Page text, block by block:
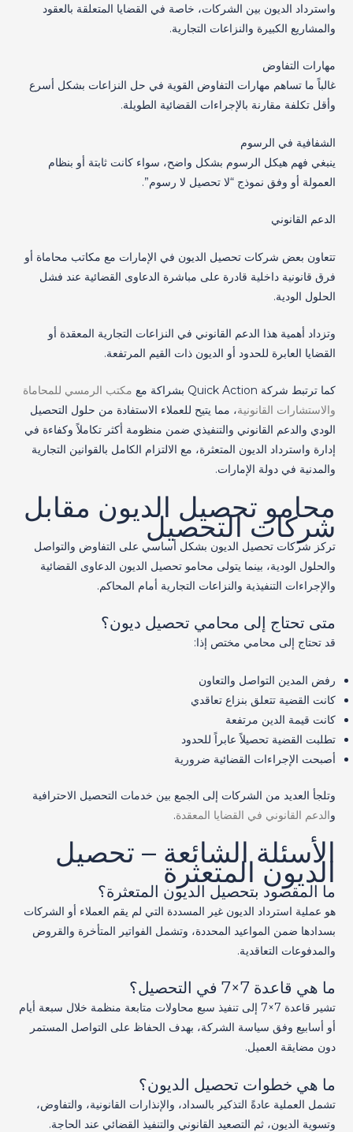
واسترداد الديون بين الشركات، خاصة في القضايا المتعلقة بالعقود
والمشاريع الكبيرة والنزاعات التجارية.
مهارات التفاوض
غالباً ما تساهم مهارات التفاوض القوية في حل النزاعات بشكل أسرع
وأقل تكلفة مقارنة بالإجراءات القضائية الطويلة.
الشفافية في الرسوم
ينبغي فهم هيكل الرسوم بشكل واضح، سواء كانت ثابتة أو بنظام
العمولة أو وفق نموذج “لا تحصيل لا رسوم”.
الدعم القانوني
تتعاون بعض شركات تحصيل الديون في الإمارات مع مكاتب محاماة أو
فرق قانونية داخلية قادرة على مباشرة الدعاوى القضائية عند فشل
الحلول الودية.
وتزداد أهمية هذا الدعم القانوني في النزاعات التجارية المعقدة أو
القضايا العابرة للحدود أو الديون ذات القيم المرتفعة.
كما ترتبط شركة Quick Action بشراكة مع
مكتب الرمسي للمحاماة
والاستشارات القانونية، مما يتيح للعملاء الاستفادة من حلول التحصيل
الودي والدعم القانوني والتنفيذي ضمن منظومة أكثر تكاملاً وكفاءة في
إدارة واسترداد الديون المتعثرة، مع الالتزام الكامل بالقوانين التجارية
والمدنية في دولة الإمارات.
محامو تحصيل الديون مقابل
شركات التحصيل
تركز شركات تحصيل الديون بشكل أساسي على التفاوض والتواصل
والحلول الودية، بينما يتولى محامو تحصيل الديون الدعاوى القضائية
والإجراءات التنفيذية والنزاعات التجارية أمام المحاكم.
متى تحتاج إلى محامي تحصيل ديون؟
قد تحتاج إلى محامي مختص إذا:
رفض المدين التواصل والتعاون
كانت القضية تتعلق بنزاع تعاقدي
كانت قيمة الدين مرتفعة
تطلبت القضية تحصيلاً عابراً للحدود
أصبحت الإجراءات القضائية ضرورية
وتلجأ العديد من الشركات إلى الجمع بين خدمات التحصيل الاحترافية
والدعم القانوني في القضايا المعقدة.
الأسئلة الشائعة – تحصيل
الديون المتعثرة
ما المقصود بتحصيل الديون المتعثرة؟
هو عملية استرداد الديون غير المسددة التي لم يقم العملاء أو الشركات
بسدادها ضمن المواعيد المحددة، وتشمل الفواتير المتأخرة والقروض
والمدفوعات التعاقدية.
ما هي قاعدة 7×7 في التحصيل؟
تشير قاعدة 7×7 إلى تنفيذ سبع محاولات متابعة منظمة خلال سبعة أيام
أو أسابيع وفق سياسة الشركة، بهدف الحفاظ على التواصل المستمر
دون مضايقة العميل.
ما هي خطوات تحصيل الديون؟
تشمل العملية عادةً التذكير بالسداد، والإنذارات القانونية، والتفاوض،
وتسوية الديون، ثم التصعيد القانوني والتنفيذ القضائي عند الحاجة.